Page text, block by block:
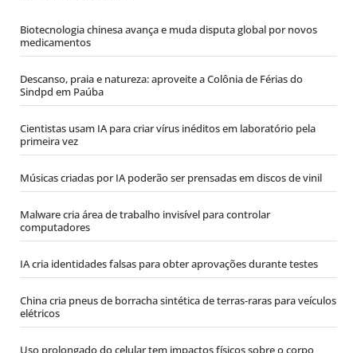
Biotecnologia chinesa avança e muda disputa global por novos
medicamentos
Descanso, praia e natureza: aproveite a Colônia de Férias do
Sindpd em Paúba
Cientistas usam IA para criar vírus inéditos em laboratório pela
primeira vez
Músicas criadas por IA poderão ser prensadas em discos de vinil
Malware cria área de trabalho invisível para controlar
computadores
IA cria identidades falsas para obter aprovações durante testes
China cria pneus de borracha sintética de terras-raras para veículos
elétricos
Uso prolongado do celular tem impactos físicos sobre o corpo